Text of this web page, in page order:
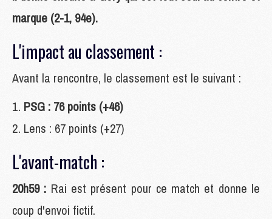
marque (2-1, 94e).
L'impact au classement :
Avant la rencontre, le classement est le suivant :
PSG : 76 points (+46)
Lens : 67 points (+27)
L'avant-match :
20h59 : Rai est présent pour ce match et donne le
coup d'envoi fictif.